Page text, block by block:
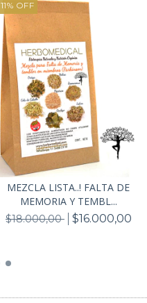
11% OFF
MEZCLA LISTA..! FALTA DE
MEMORIA Y TEMBL...
$18.000,00 $16.000,00